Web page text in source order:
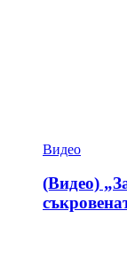
Видео
(Видео)